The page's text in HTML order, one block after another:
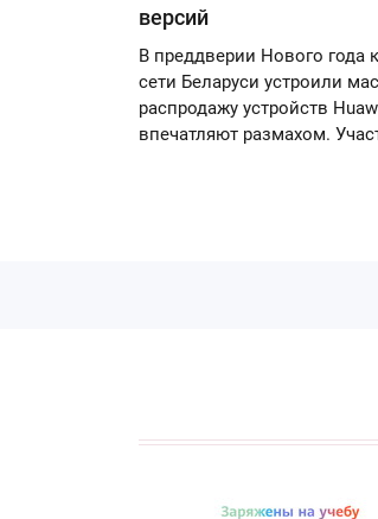
версий
В преддверии Нового года
сети Беларуси устроили
распродажу устройств
впечатляют размахом.